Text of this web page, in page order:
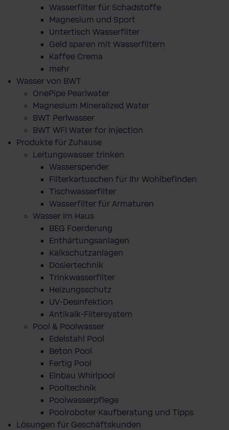
Wasserfilter für Schadstoffe
Magnesium und Sport
Untertisch Wasserfilter
Geld sparen mit Wasserfiltern
Kaffee Crema
mehr
Wasser von BWT
OnePipe Pearlwater
Magnesium Mineralized Water
BWT Perlwasser
BWT WFI Water for Injection
Produkte für Zuhause
Leitungswasser trinken
Wasserspender
Filterkartuschen für Ihr Wohlbefinden
Tischwasserfilter
Wasserfilter für Armaturen
Wasser im Haus
BEG Foerderung
Enthärtungsanlagen
Kalkschutzanlagen
Dosiertechnik
Trinkwasserfilter
Heizungsschutz
UV-Desinfektion
Antikalk-Filtersystem
Pool & Poolwasser
Edelstahl Pool
Beton Pool
Fertig Pool
Einbau Whirlpool
Pooltechnik
Poolwasserpflege
Poolroboter Kaufberatung und Tipps
Lösungen für Geschäftskunden